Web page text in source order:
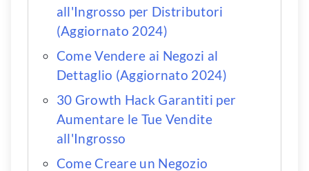
all'Ingrosso per Distributori
(Aggiornato 2024)
Come Vendere ai Negozi al
Dettaglio (Aggiornato 2024)
30 Growth Hack Garantiti per
Aumentare le Tue Vendite
all'Ingrosso
Come Creare un Negozio